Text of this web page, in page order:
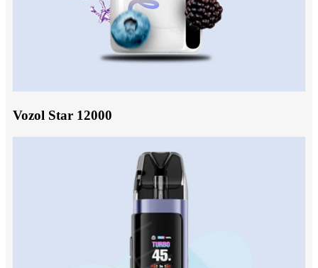
Vozol Star 12000